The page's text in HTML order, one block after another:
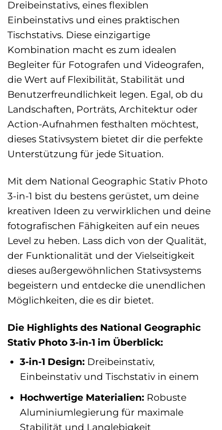
Dreibeinstativs, eines flexiblen
Einbeinstativs und eines praktischen
Tischstativs. Diese einzigartige
Kombination macht es zum idealen
Begleiter für Fotografen und Videografen,
die Wert auf Flexibilität, Stabilität und
Benutzerfreundlichkeit legen. Egal, ob du
Landschaften, Porträts, Architektur oder
Action-Aufnahmen festhalten möchtest,
dieses Stativsystem bietet dir die perfekte
Unterstützung für jede Situation.
Mit dem National Geographic Stativ Photo
3-in-1 bist du bestens gerüstet, um deine
kreativen Ideen zu verwirklichen und deine
fotografischen Fähigkeiten auf ein neues
Level zu heben. Lass dich von der Qualität,
der Funktionalität und der Vielseitigkeit
dieses außergewöhnlichen Stativsystems
begeistern und entdecke die unendlichen
Möglichkeiten, die es dir bietet.
Die Highlights des National Geographic
Stativ Photo 3-in-1 im Überblick:
3-in-1 Design:Dreibeinstativ,
Einbeinstativ und Tischstativ in einem
Hochwertige Materialien:Robuste
Aluminiumlegierung für maximale
Stabilität und Langlebigkeit